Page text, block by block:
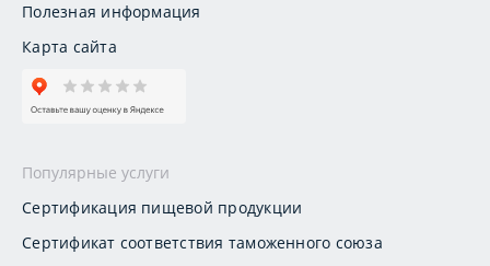
Полезная информация
Карта сайта
Популярные услуги
Сертификация пищевой продукции
Сертификат соответствия таможенного союза